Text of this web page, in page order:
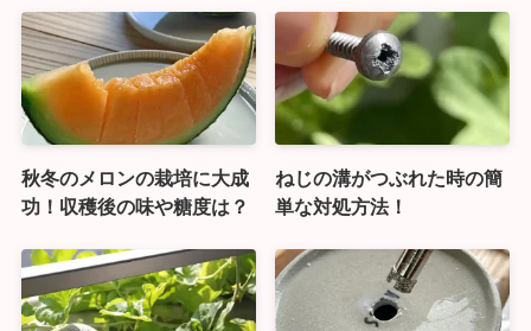
秋冬のメロンの栽培に大成
功！収穫後の味や糖度は？
ねじの溝がつぶれた時の簡
単な対処方法！